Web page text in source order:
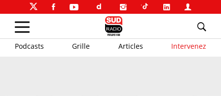
Podcasts Grille Articles Intervenez